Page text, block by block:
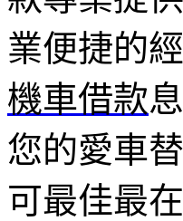
業便捷的
機車借款
您的愛車
可最佳最